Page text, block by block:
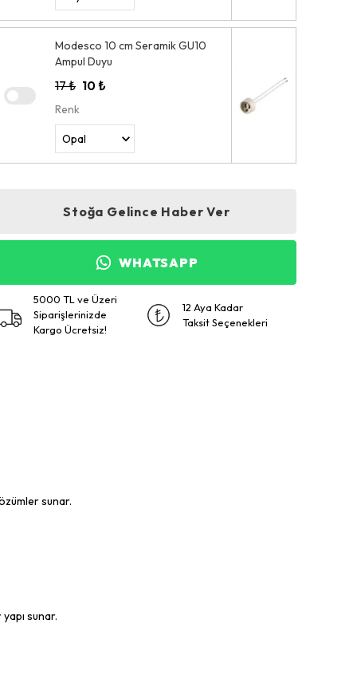
Modesco 10 cm Seramik GU10
Ampul Duyu
17 ₺ 10 ₺
Renk
Stoğa Gelince Haber Ver
WHATSAPP
5000 TL ve Üzeri
Siparişlerinizde
Kargo Ücretsiz!
12 Aya Kadar
Taksit Seçenekleri
sunar.
sunar.